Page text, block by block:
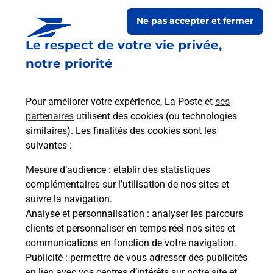
Le respect de votre vie privée,
notre priorité
Pour améliorer votre expérience, La Poste et ses
partenaires utilisent des cookies (ou technologies
similaires). Les finalités des cookies sont les
suivantes :
Mesure d’audience : établir des statistiques
complémentaires sur l’utilisation de nos sites et
suivre la navigation.
Analyse et personnalisation : analyser les parcours
clients et personnaliser en temps réel nos sites et
communications en fonction de votre navigation.
Publicité : permettre de vous adresser des publicités
Ne pas accepter et fermer
Boîte aux Lettres La Poste
Prochaine collecte du courrier vendredi
08h30
8 Rue De La Mairie
25530 Orsans
Itinéraire
Le lien s'ouvre dans un nouvel onglet